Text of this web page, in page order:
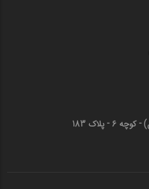
قم - خیابان انقلاب (چهارمردان)‌ - کوچه 6 - پلاک 183